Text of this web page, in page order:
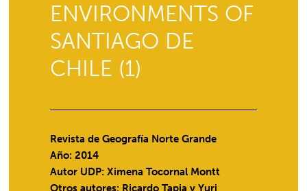
ENVIRONMENTS OF
SANTIAGO DE
CHILE (1)
Revista de Geografía Norte Grande
Año: 2014
Autor UDP:Ximena Tocornal Montt
Otros autores: Ricardo Tapia y Yuri